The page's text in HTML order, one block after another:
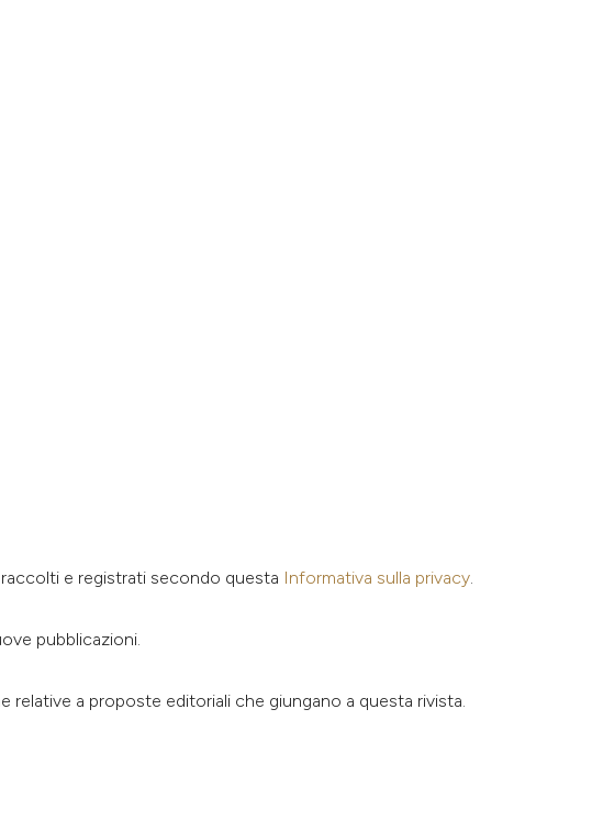
e registrati secondo questa Informativa sulla privacy
pubblicazioni.
relative a proposte editoriali che giungano a questa rivista.